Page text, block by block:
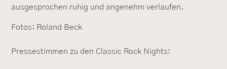
ausgesprochen ruhig und angenehm verlaufen.
Fotos: Roland Beck
Pressestimmen zu den Classic Rock Nights: